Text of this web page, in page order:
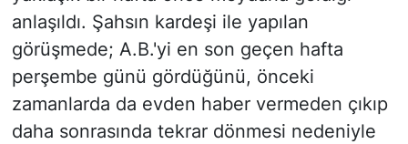
anlaşıldı. Şahsın kardeşi ile yapılan
görüşmede; A.B.'yi en son geçen hafta
perşembe günü gördüğünü, önceki
zamanlarda da evden haber vermeden çıkıp
daha sonrasında tekrar dönmesi nedeniyle